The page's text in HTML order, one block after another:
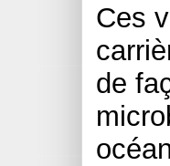
Ces
de